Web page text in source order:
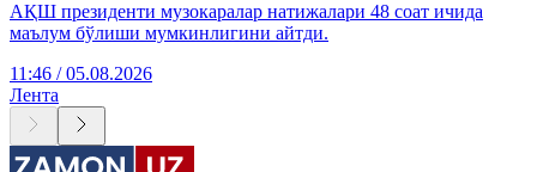
АҚШ президенти музокаралар натижалари 48 соат ичида
маълум бўлиши мумкинлигини айтди.
11:46 / 05.08.2026
Лента